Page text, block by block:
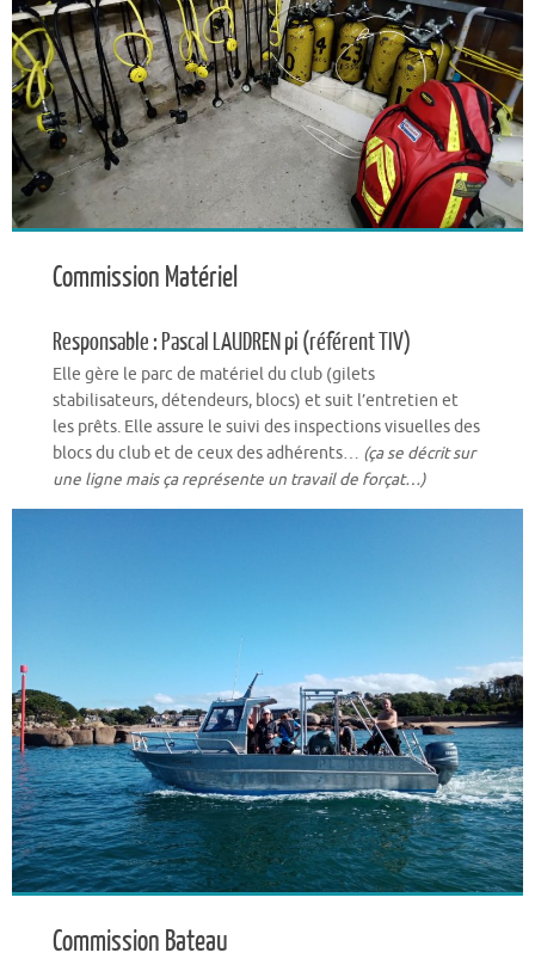
Commission Matériel
Responsable : Pascal LAUDREN pi (référent TIV)
Elle gère le parc de matériel du club (gilets
stabilisateurs, détendeurs, blocs) et suit l’entretien et
les prêts. Elle assure le suivi des inspections visuelles des
blocs du club et de ceux des adhérents… (ça se décrit sur
une ligne mais ça représente un travail de forçat…)
Commission Bateau